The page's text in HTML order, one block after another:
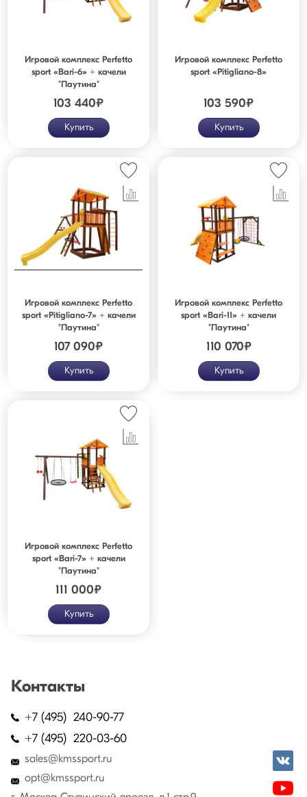
Игровой комплекс Perfetto
sport «Bari-6» + качели
"Паутина"
103 440₽
Купить
Игровой комплекс Perfetto
sport «Pitigliano-8»
103 590₽
Купить
Игровой комплекс Perfetto
sport «Pitigliano-7» + качели
"Паутина"
107 090₽
Купить
Игровой комплекс Perfetto
sport «Bari-11» + качели
"Паутина"
110 070₽
Купить
Игровой комплекс Perfetto
sport «Bari-7» + качели
"Паутина"
111 000₽
Купить
Контакты
+7 (495) 240-90-77
+7 (495) 220-03-60
sales@kmssport.ru
opt@kmssport.ru